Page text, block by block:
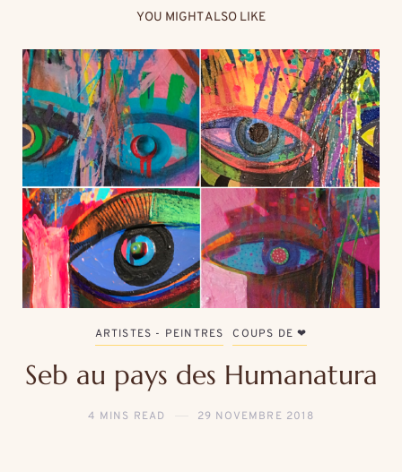
YOU MIGHT ALSO LIKE
ARTISTES - PEINTRES COUPS DE ❤
Seb au pays des Humanatura
4 MINS READ 29 NOVEMBRE 2018